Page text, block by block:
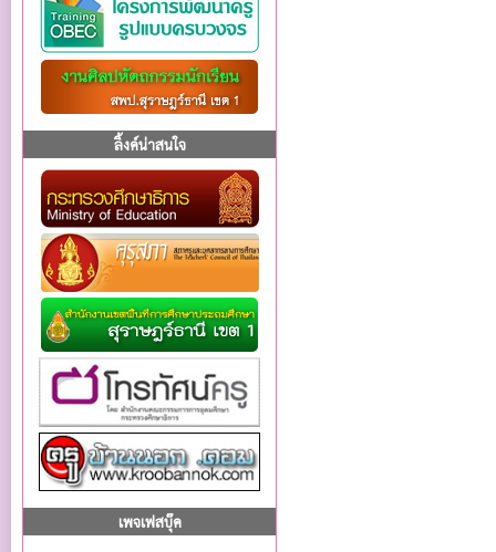
ลิ้งค์น่าสนใจ
เพจเฟสบุ๊ค